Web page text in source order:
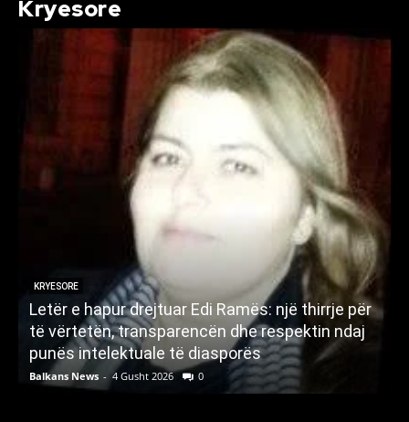
Kryesore
KRYESORE
Letër e hapur drejtuar Edi Ramës: një thirrje për
të vërtetën, transparencën dhe respektin ndaj
punës intelektuale të diasporës
Balkans News - 4 Gusht 2026 0